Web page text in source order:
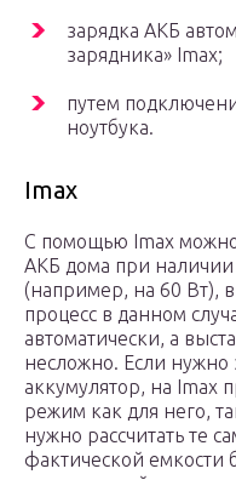
зарядка АКБ
зарядника» Imaх;
путем
ноутбука.
Imax
С помощью Imax можно
АКБ дома при
(например, на 60 Вт),
процесс в данном
автоматически, а
несложно. Если нужно
аккумулятор, на Imax
режим как для него,
нужно рассчитать те
фактической емкости